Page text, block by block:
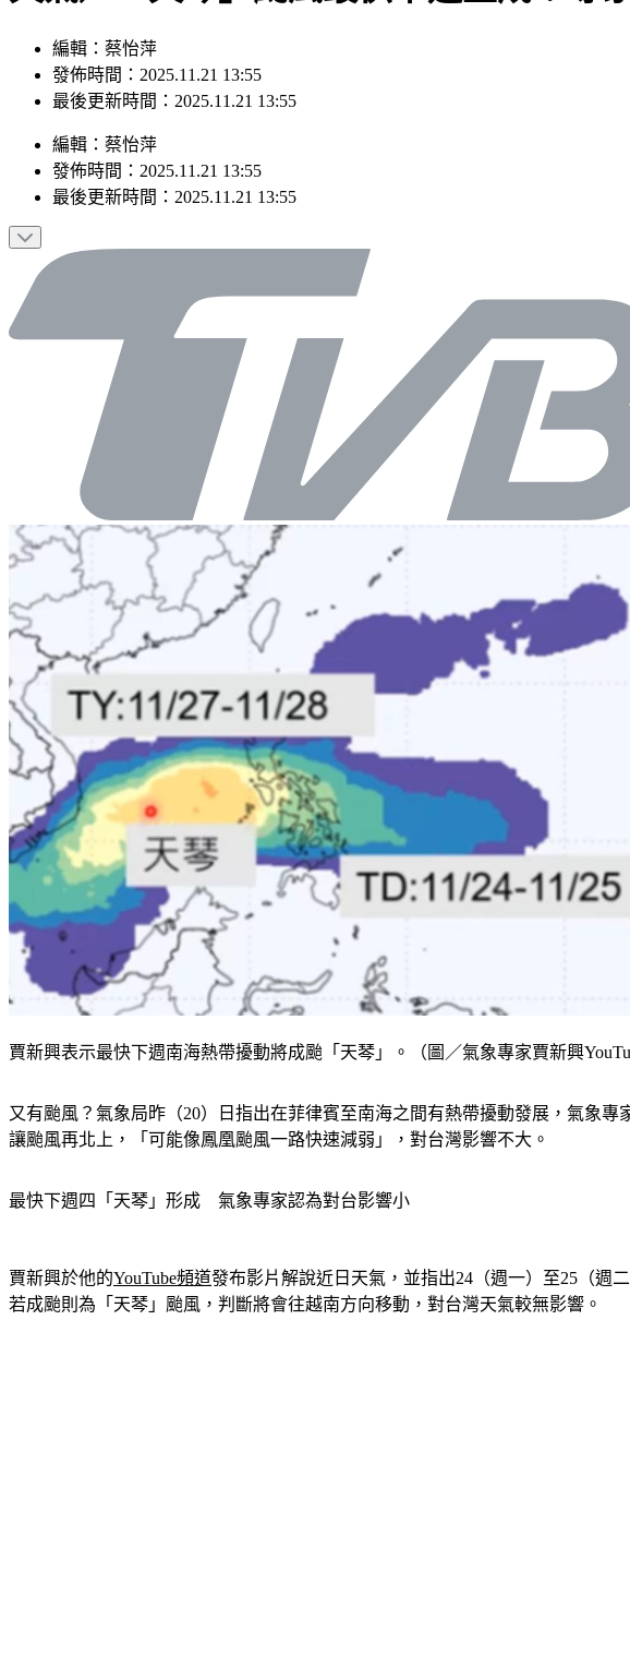
編輯：蔡怡萍
發佈時間：2025.11.21 13:55
最後更新時間：2025.11.21 13:55
編輯 ： 蔡怡萍
發佈時間： 2025.11.21 13:55
最後更新時間： 2025.11.21 13:55
賈新興表示最快下週南海熱帶擾動將成颱「天琴」。（圖／氣象專家賈新興
又有颱風？氣象局昨（20）日指出在菲律賓至南海之間有熱帶擾動發展，氣象
讓颱風再北上，「可能像鳳凰颱風一路快速減弱」，對台灣影響不大。
最快下週四「天琴」形成　氣象專家認為對台影響小
賈新興於他的YouTube頻道發布影片解說近日天氣，並指出24（週一）至25（週
若成颱則為「天琴」颱風，判斷將會往越南方向移動，對台灣天氣較無影響。